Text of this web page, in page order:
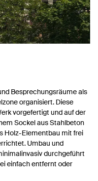
Besprechungsräume als
organisiert. Diese
vorgefertigt und auf der
Sockel aus Stahlbeton
Holz-Elementbau mit frei
Umbau und
durchgeführt
einfach entfernt oder